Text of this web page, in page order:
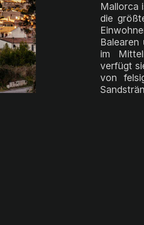
Mallorca
die
im
verfügt
von